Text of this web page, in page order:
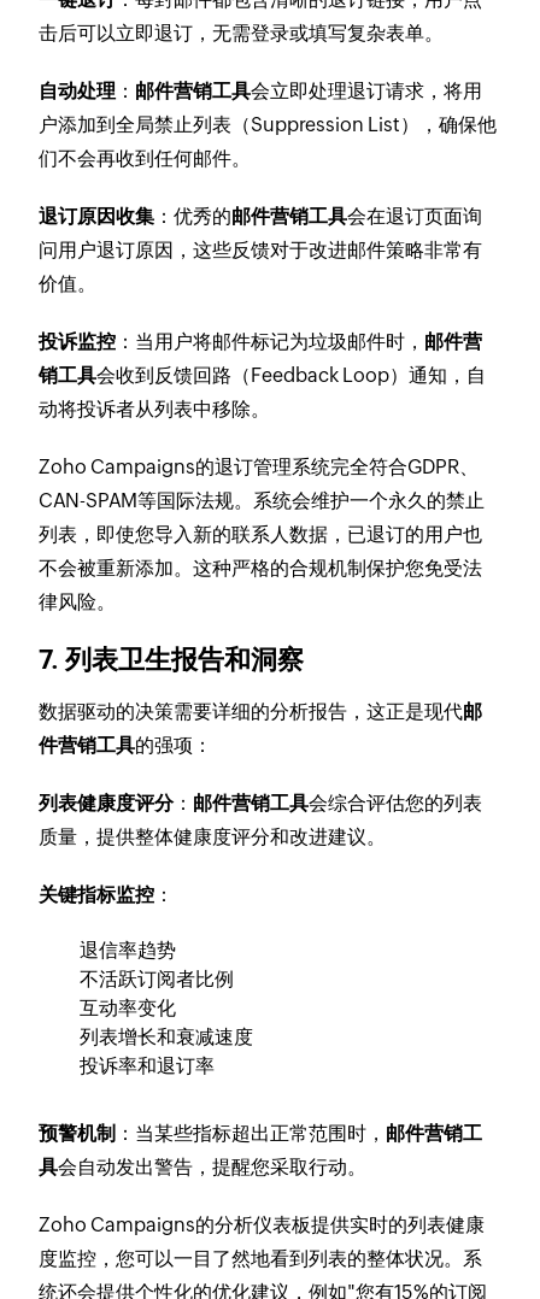
击后可以立即退订，无需登录或填写复杂表单。
自动处理 ： 邮件营销工具会立即处理退订请求，将用
户添加到全局禁止列表（Suppression List），确保他
们不会再收到任何邮件。
退订原因收集 ：优秀的邮件营销工具会在退订页面询
问用户退订原因，这些反馈对于改进邮件策略非常有
价值。
投诉监控 ：当用户将邮件标记为垃圾邮件时， 邮件营
销工具会收到反馈回路（Feedback Loop）通知，自
动将投诉者从列表中移除。
Zoho Campaigns的退订管理系统完全符合GDPR、
CAN-SPAM等国际法规。系统会维护一个永久的禁止
列表，即使您导入新的联系人数据，已退订的用户也
不会被重新添加。这种严格的合规机制保护您免受法
律风险。
7. 列表卫生报告和洞察
数据驱动的决策需要详细的分析报告，这正是现代邮
件营销工具的强项：
列表健康度评分： 邮件营销工具会综合评估您的列表
质量，提供整体健康度评分和改进建议。
关键指标监控 ：
退信率趋势
不活跃订阅者比例
互动率变化
列表增长和衰减速度
投诉率和退订率
预警机制 ：当某些指标超出正常范围时， 邮件营销工
具会自动发出警告，提醒您采取行动。
Zoho Campaigns的分析仪表板提供实时的列表健康
度监控，您可以一目了然地看到列表的整体状况。系
统还会提供个性化的优化建议，例如"您有15%的订阅